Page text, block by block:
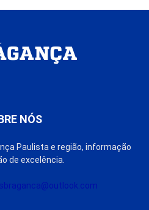
NÓS
Paulista e região, informação
de excelência.